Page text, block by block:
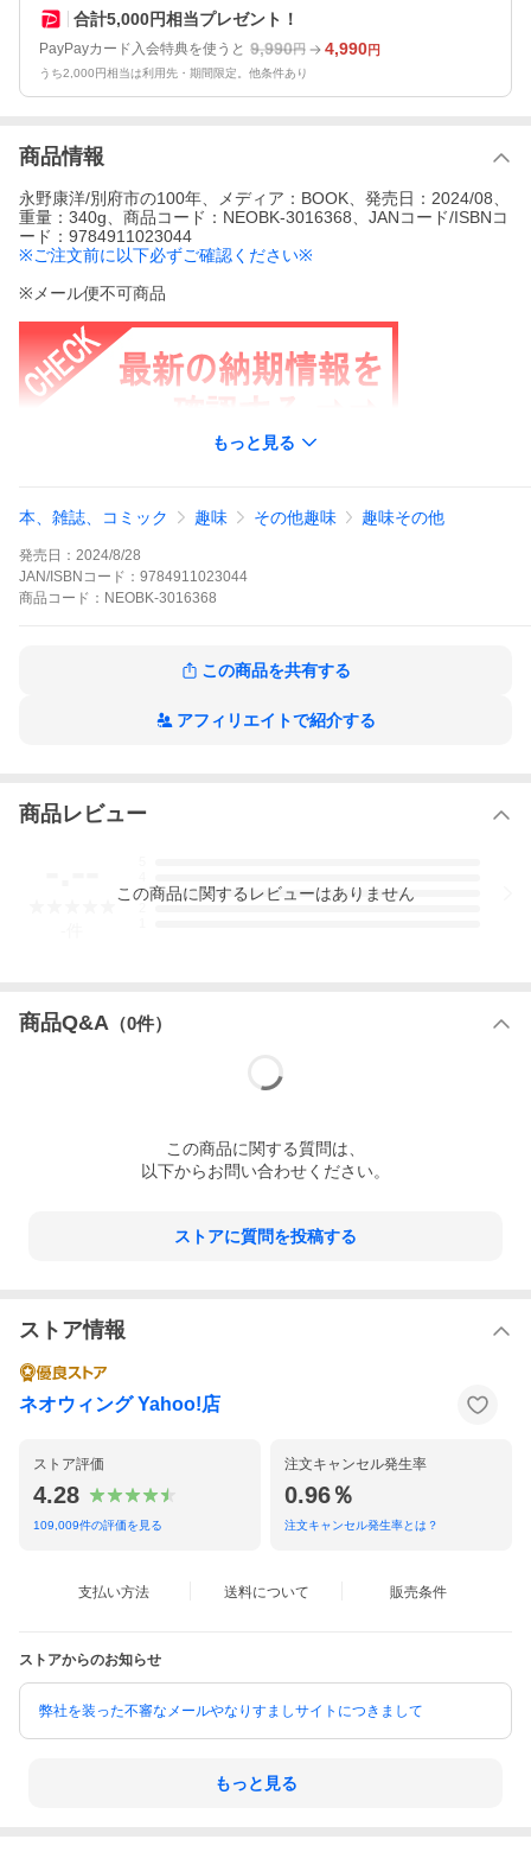
合計5,000円相当プレゼント！
PayPayカード入会特典を使うと 9,990円 4,990円
うち2,000円相当は利用先・期間限定。他条件あり
商品情報
永野康洋/別府市の100年、メディア：BOOK、発売日：2024/08、
重量：340g、商品コード：NEOBK-3016368、JANコード/ISBNコ
ード：9784911023044
※ご注文前に以下必ずご確認ください※
※メール便不可商品
※書籍商品の購入に関するご注意※
関連人物・出版社
発売日
2024/08
もっと見る
本、雑誌、コミック 趣味 その他趣味 趣味その他
発売日： 2024/8/28
JAN/ISBNコード： 9784911023044
商品 コード： NEOBK-3016368
この商品を共有する
アフィリエイトで紹介する
商品レビュー
3
この商品に関するレビューはありません
商品Q&A （0件）
この商品に関する質問は、
以下からお問い合わせください。
ストアに質問を投稿する
ストア情報
ネオウィング Yahoo!店
ストア評価
4.28
109,009件の評価を見る
注文キャンセル発生率
0.96％
注文キャンセル発生率とは？
支払い方法 送料について 販売条件
ストアからのお知らせ
弊社を装った不審なメールやなりすましサイトにつきまして
もっと見る